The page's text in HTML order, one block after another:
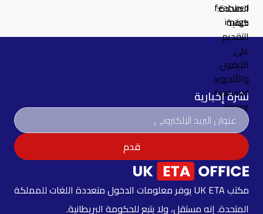
نشرة إخبارية
قدم
مكتب UK ETA يوفر معلومات الدخول متعددة اللغات للمملكة
المتحدة. إنه مستقل، ولا يتبع للحكومة البريطانية.